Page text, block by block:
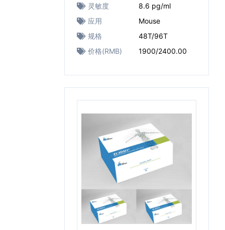
灵敏度
8.6 pg/ml
应用
Mouse
规格
48T/96T
价格(RMB)
1900/2400.00